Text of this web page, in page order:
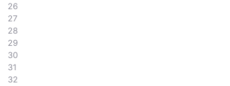
26
27
28
29
30
31
32